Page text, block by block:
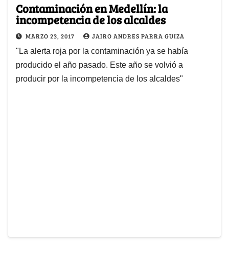
Contaminación en Medellín: la
incompetencia de los alcaldes
MARZO 23, 2017 JAIRO ANDRES PARRA GUIZA
"La alerta roja por la contaminación ya se había
producido el año pasado. Este año se volvió a
producir por la incompetencia de los alcaldes"